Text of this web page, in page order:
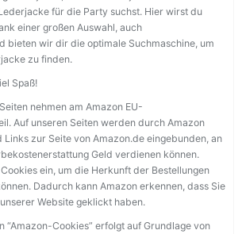
für die Party suchst. Hier wirst du
einer großen Auswahl, auch
bieten wir dir die optimale Suchmaschine, um
zu finden.
Spaß!
nehmen am Amazon EU-
Auf unseren Seiten werden durch Amazon
Links zur Seite von Amazon.de eingebunden, an
Geld verdienen können.
ein, um die Herkunft der Bestellungen
Dadurch kann Amazon erkennen, dass Sie
Website geklickt haben.
“Amazon-Cookies” erfolgt auf Grundlage von